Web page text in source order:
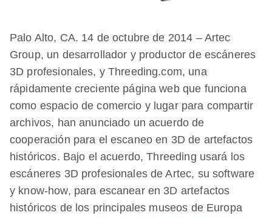
Palo Alto, CA. 14 de octubre de 2014 – Artec
Group, un desarrollador y productor de escáneres
3D profesionales, y Threeding.com, una
rápidamente creciente página web que funciona
como espacio de comercio y lugar para compartir
archivos, han anunciado un acuerdo de
cooperación para el escaneo en 3D de artefactos
históricos. Bajo el acuerdo, Threeding usará los
escáneres 3D profesionales de Artec, su software
y know-how, para escanear en 3D artefactos
históricos de los principales museos de Europa